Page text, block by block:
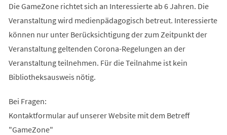
Die GameZone richtet sich an Interessierte ab 6 Jahren. Die
Veranstaltung wird medienpädagogisch betreut. Interessierte
können nur unter Berücksichtigung der zum Zeitpunkt der
Veranstaltung geltenden Corona-Regelungen an der
Veranstaltung teilnehmen. Für die Teilnahme ist kein
Bibliotheksausweis nötig.
Bei Fragen:
Kontaktformular auf unserer Website mit dem Betreff
"GameZone"